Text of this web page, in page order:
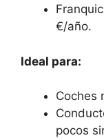
€/año.
Ideal para:
Coches
pocos